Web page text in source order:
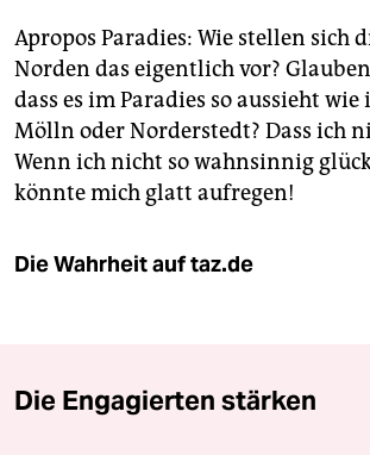
Apropos Paradies: Wie stellen sich
Norden das eigentlich vor?
dass es im Paradies so aussieht
Mölln oder Norderstedt? Dass ich
Wenn ich nicht so wahnsinnig
könnte mich glatt aufregen!
Die Wahrheit auf taz.de
Die Engagierten stärken